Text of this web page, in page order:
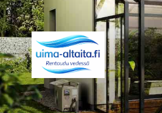
Siirry
sisältöön
UIMA-
Parhaat uima-altaat